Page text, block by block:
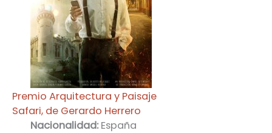
Premio Arquitectura y Paisaje
Safari, de Gerardo Herrero
Nacionalidad: España